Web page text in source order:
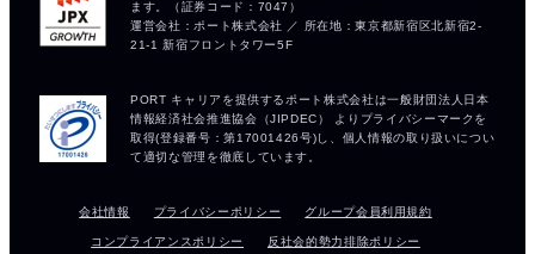
会社情報 プライバシーポリシー グループ会員利用規約
コンプライアンスポリシー 反社会的勢力排除ポリシー